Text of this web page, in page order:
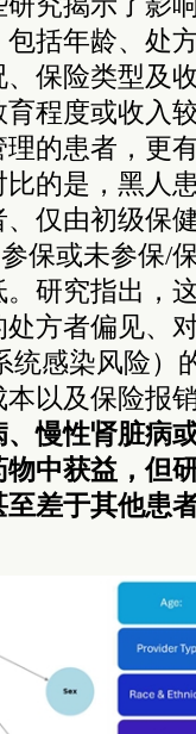
括年龄、处
保险类型及
程度或收入
的患者，更
的是，黑人
仅由初级保
保或未参保/
研究指出，
方者偏见、
统感染风险）
以及保险报
慢性肾脏病
中获益，但
差于其他患